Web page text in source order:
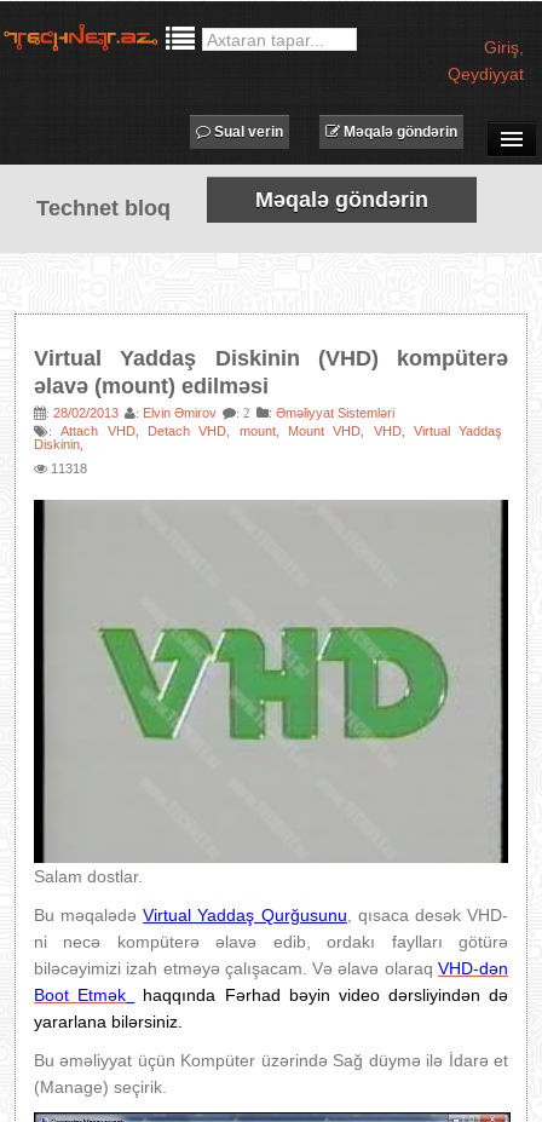
Giriş
Qeydiyyat
SUAL-CAVAB
TECHNET TV
MƏQALƏLƏR
PROQRAMLAR
AVADANLIQLAR
Məqalə göndərin
Sual verin
Technet bloq Məqalə göndərin
Virtual Yaddaş Diskinin (VHD) kompüterə
əlavə (mount) edilməsi
: 28/02/2013 : Elvin Əmirov : 2 : Əməliyyat Sistemləri
:Attach VHD, Detach VHD mount, Mount VHD VHD, Virtual Yaddaş
Diskinin
11318
Salam dostlar.
Bu məqalədəVirtual Yaddaş Qurğusunu , qısaca desək VHD-
ni necə kompüterə əlavə edib, ordakı faylları götürə
biləcəyimizi izah etməyə çalışacam. Və əlavə olaraq VHD-dən
Boot Etmək
haqqında Fərhad bəyin video dərsliyindən də
yararlana bilərsiniz.
Bu əməliyyat üçün Kompüter üzərində Sağ düymə ilə İdarə et
(Manage) seçirik.